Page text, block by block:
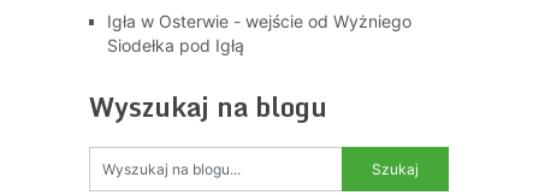
Igła w Osterwie - wejście od Wyżniego
Siodełka pod Igłą
Wyszukaj na blogu